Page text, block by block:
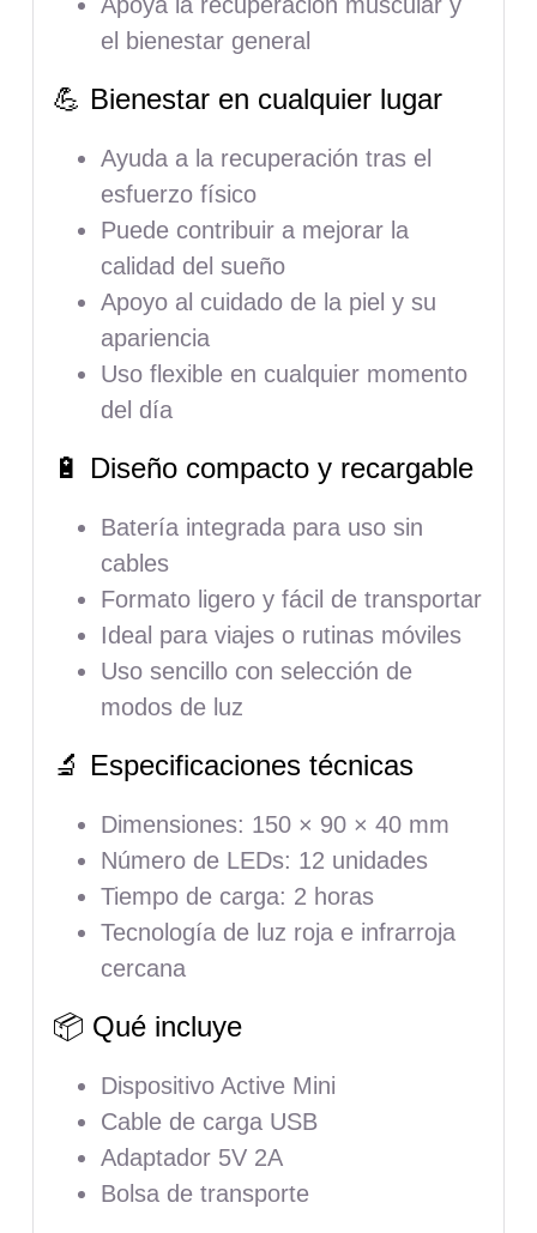
el bienestar general
💪 Bienestar en cualquier lugar
Ayuda a la recuperación tras el
esfuerzo físico
Puede contribuir a mejorar la
calidad del sueño
Apoyo al cuidado de la piel y su
apariencia
Uso flexible en cualquier momento
del día
🔋 Diseño compacto y recargable
Batería integrada para uso sin
cables
Formato ligero y fácil de transportar
Ideal para viajes o rutinas móviles
Uso sencillo con selección de
modos de luz
🔬 Especificaciones técnicas
Dimensiones: 150 × 90 × 40 mm
Número de LEDs: 12 unidades
Tiempo de carga: 2 horas
Tecnología de luz roja e infrarroja
cercana
📦 Qué incluye
Dispositivo Active Mini
Cable de carga USB
Adaptador 5V 2A
Bolsa de transporte